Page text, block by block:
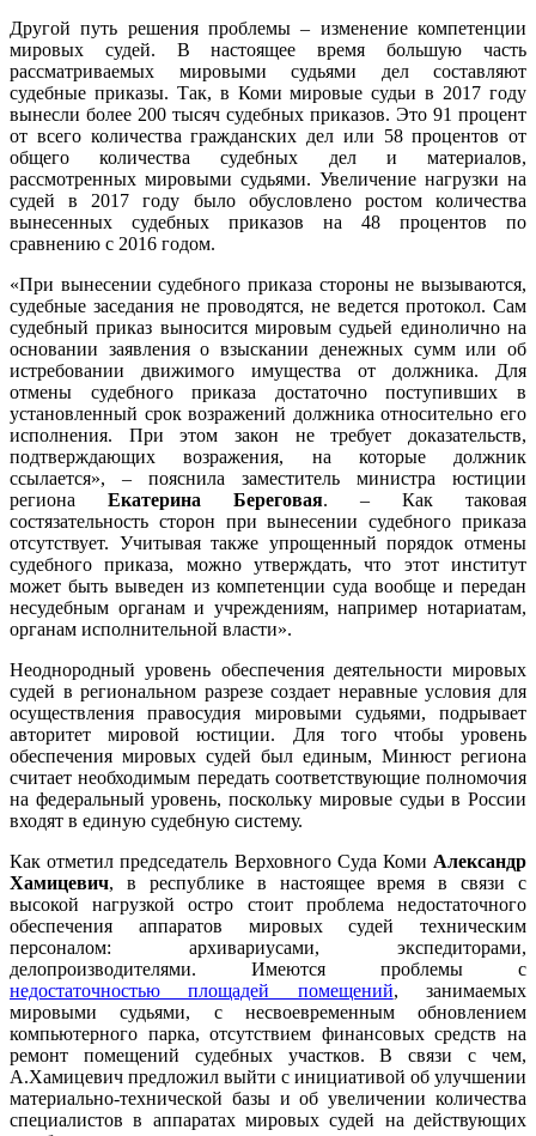
Другой путь решения проблемы – изменение компетенции
мировых судей. В настоящее время большую часть
рассматриваемых мировыми судьями дел составляют
судебные приказы. Так, в Коми мировые судьи в 2017 году
вынесли более 200 тысяч судебных приказов. Это 91 процент
от всего количества гражданских дел или 58 процентов от
общего количества судебных дел и материалов,
рассмотренных мировыми судьями. Увеличение нагрузки на
судей в 2017 году было обусловлено ростом количества
вынесенных судебных приказов на 48 процентов по
сравнению с 2016 годом.
«При вынесении судебного приказа стороны не вызываются,
судебные заседания не проводятся, не ведется протокол. Сам
судебный приказ выносится мировым судьей единолично на
основании заявления о взыскании денежных сумм или об
истребовании движимого имущества от должника. Для
отмены судебного приказа достаточно поступивших в
установленный срок возражений должника относительно его
исполнения. При этом закон не требует доказательств,
подтверждающих возражения, на которые должник
ссылается», – пояснила заместитель министра юстиции
региона Екатерина Береговая. – Как таковая
состязательность сторон при вынесении судебного приказа
отсутствует. Учитывая также упрощенный порядок отмены
судебного приказа, можно утверждать, что этот институт
может быть выведен из компетенции суда вообще и передан
несудебным органам и учреждениям, например нотариатам,
органам исполнительной власти».
Неоднородный уровень обеспечения деятельности мировых
судей в региональном разрезе создает неравные условия для
осуществления правосудия мировыми судьями, подрывает
авторитет мировой юстиции. Для того чтобы уровень
обеспечения мировых судей был единым, Минюст региона
считает необходимым передать соответствующие полномочия
на федеральный уровень, поскольку мировые судьи в России
входят в единую судебную систему.
Как отметил председатель Верховного Суда Коми Александр
Хамицевич, в республике в настоящее время в связи с
высокой нагрузкой остро стоит проблема недостаточного
обеспечения аппаратов мировых судей техническим
персоналом: архивариусами, экспедиторами,
делопроизводителями. Имеются проблемы с
недостаточностью площадей помещений, занимаемых
мировыми судьями, с несвоевременным обновлением
компьютерного парка, отсутствием финансовых средств на
ремонт помещений судебных участков. В связи с чем,
А.Хамицевич предложил выйти с инициативой об улучшении
материально-технической базы и об увеличении количества
специалистов в аппаратах мировых судей на действующих